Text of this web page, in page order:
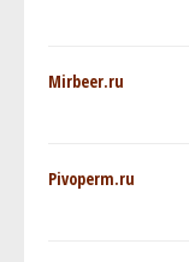
Mirbeer.ru
Pivoperm.ru